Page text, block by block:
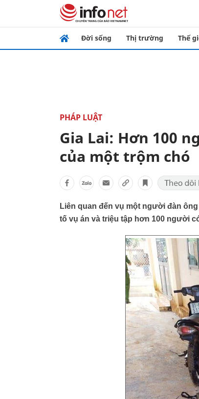
Đời sống Thị trường Thế
PHÁP LUẬT
Gia Lai: Hơn 100
của một trộm chó
Liên quan đến vụ một người đàn
tố vụ án và triệu tập hơn 100 người